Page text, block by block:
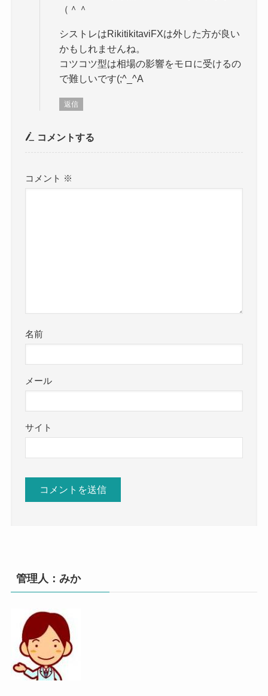
（＾＾
シストレはRikitikitaviFXは外した方が良い
かもしれませんね。
コツコツ型は相場の影響をモロに受けるの
で難しいです(;^_^A
返信
コメントする
コメント ※
名前
メール
サイト
管理人：みか